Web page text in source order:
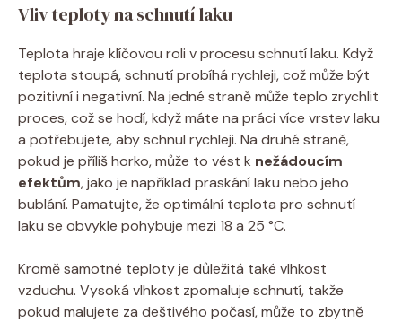
Vliv teploty na schnutí laku
Teplota hraje klíčovou roli v procesu schnutí laku. Když
teplota stoupá, schnutí probíhá rychleji, což může být
pozitivní i negativní. Na jedné straně může teplo zrychlit
proces, což se hodí, když máte na práci více vrstev laku
a potřebujete, aby schnul rychleji. Na druhé straně,
pokud je příliš horko, může to vést k nežádoucím
efektům, jako je například praskání laku nebo jeho
bublání. Pamatujte, že optimální teplota pro schnutí
laku se obvykle pohybuje mezi 18 a 25 °C.
Kromě samotné teploty je důležitá také vlhkost
vzduchu. Vysoká vlhkost zpomaluje schnutí, takže
pokud malujete za deštivého počasí, může to zbytně